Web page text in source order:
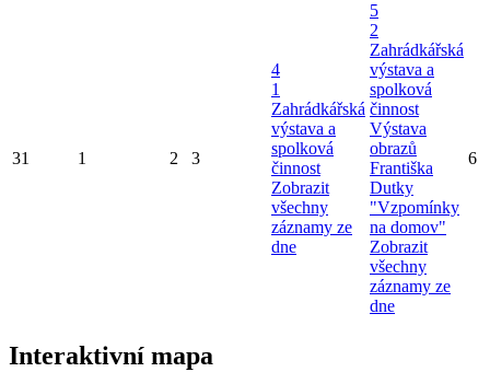
31 1 2 3
4
1
Zahrádkářská
výstava a
spolková
činnost
Zobrazit
všechny
záznamy ze
dne
5
2
Zahrádkářská
výstava a
spolková
činnost
Výstava
obrazů
Františka
Dutky
"Vzpomínky
na domov"
Zobrazit
všechny
záznamy ze
dne
6
Interaktivní mapa